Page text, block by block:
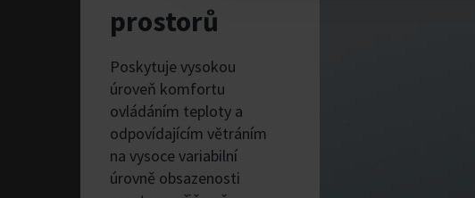
prostorů
Poskytuje vysokou
úroveň komfortu
ovládáním teploty a
odpovídajícím větráním
na vysoce variabilní
úrovně obsazenosti